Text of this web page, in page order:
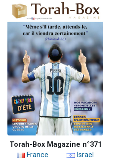
Torah-Box Magazine n°371
France
Israël